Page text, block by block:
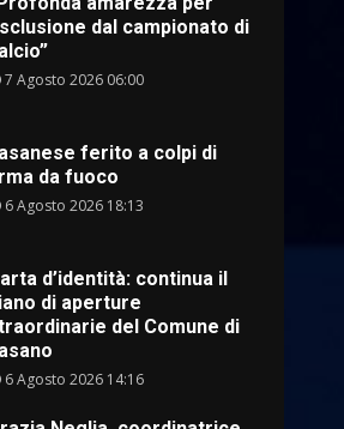
ferito a colpi di
da fuoco
6 Agosto 2026 18:13
d’identità: continua il
di aperture
del Comune di
Neglia, coordinatrice
di Fratelli d’Italia,
a tornare in Consiglio